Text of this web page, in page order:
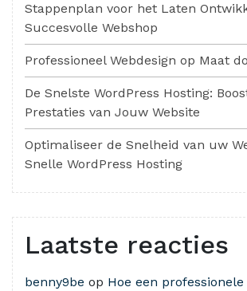
Stappenplan voor het Laten
Succesvolle Webshop
Professioneel Webdesign op Maat
De Snelste WordPress Hosting:
Prestaties van Jouw Website
Optimaliseer de Snelheid van uw
Snelle WordPress Hosting
Laatste reacties
benny9be op Hoe een